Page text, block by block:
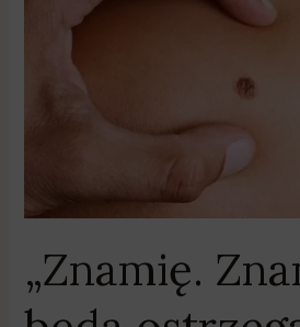
„Znamię.
ostrzegać